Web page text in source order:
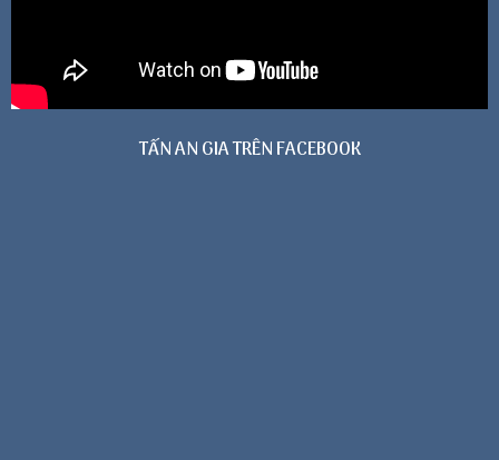
TẤN AN GIA TRÊN FACEBOOK